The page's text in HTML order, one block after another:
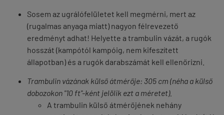
Sosem az ugrálófelületet kell megmérni, mert az
(rugalmas anyaga miatt) nagyon félrevezető
eredményt adhat! Helyette a trambulin vázát, a rugók
hosszát (kampótól kampóig, nem kifeszített
állapotban) és a rugók darabszámát kell ellenőrizni.
Trambulin vázának külső átmérője: 305 cm (néha a külső
dobozokon "10 ft"-ként jelölik ezt a méretet).
A trambulin külső átmérőjének nehány